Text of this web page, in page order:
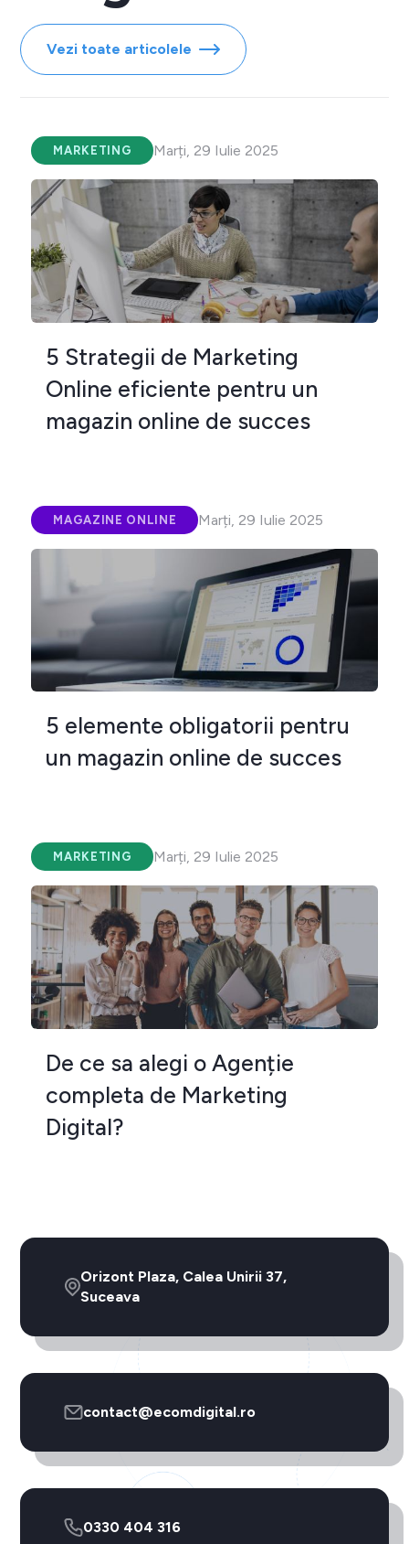
Vezi toate articolele
MARKETING Marți, 29 Iulie 2025
5 Strategii de Marketing
Online eficiente pentru un
magazin online de succes
MAGAZINE ONLINE Marți, 29 Iulie 2025
5 elemente obligatorii pentru
un magazin online de succes
MARKETING Marți, 29 Iulie 2025
De ce sa alegi o Agenție
completa de Marketing
Digital?
Orizont Plaza, Calea Unirii 37,
Suceava
contact@ecomdigital.ro
0330 404 316